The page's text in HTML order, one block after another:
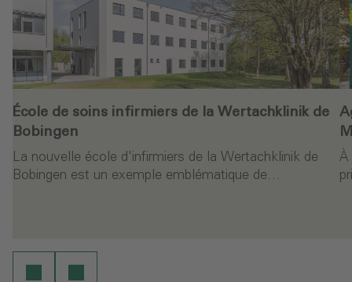
École de soins infirmiers de la Wertachklinik de
Bobingen
La nouvelle école d'infirmiers de la Wertachklinik de
Bobingen est un exemple emblématique de…
À